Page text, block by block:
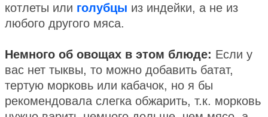
котлеты или голубцы из индейки, а не из
любого другого мяса.
Немного об овощах в этом блюде: Если у
вас нет тыквы, то можно добавить батат,
тертую морковь или кабачок, но я бы
рекомендовала слегка обжарить, т.к. морковь